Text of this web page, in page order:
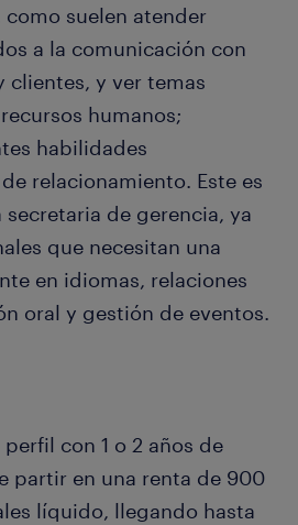
suelen atender
a la comunicación con
clientes, y ver temas
humanos;
habilidades
relacionamiento. Este es
secretaria de gerencia, ya
que necesitan una
en idiomas, relaciones
oral y gestión de eventos.
con 1 o 2 años de
partir en una renta de 900
líquido, llegando hasta